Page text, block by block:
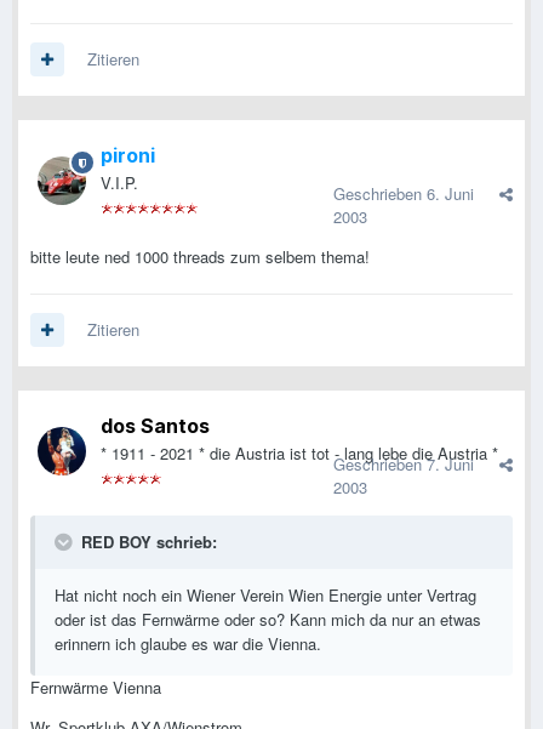
Zitieren
pironi
V.I.P. Geschrieben 6. Juni
2003
bitte leute ned 1000 threads zum selbem thema!
Zitieren
dos Santos
* 1911 - 2021 * die Austria ist tot - lang lebe die Austria *
Geschrieben7. Juni
2003
RED BOY schrieb:
Hat nicht noch ein Wiener Verein Wien Energie unter Vertrag
oder ist das Fernwärme oder so? Kann mich da nur an etwas
erinnern ich glaube es war die Vienna.
Fernwärme Vienna